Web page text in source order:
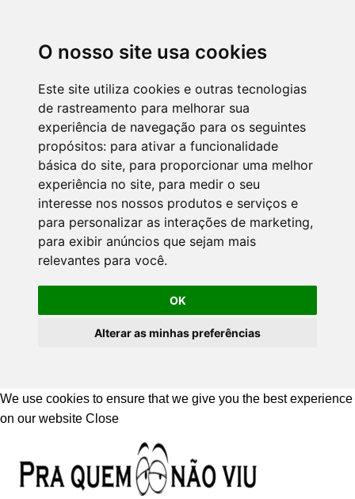
O nosso site usa cookies
Este site utiliza cookies e outras tecnologias
de rastreamento para melhorar sua
experiência de navegação para os seguintes
propósitos: para ativar a funcionalidade
básica do site, para proporcionar uma melhor
experiência no site, para medir o seu
interesse nos nossos produtos e serviços e
para personalizar as interações de marketing,
para exibir anúncios que sejam mais
relevantes para você.
OK
Alterar as minhas preferências
We use cookies to ensure that we give you the best experience
on our website Close